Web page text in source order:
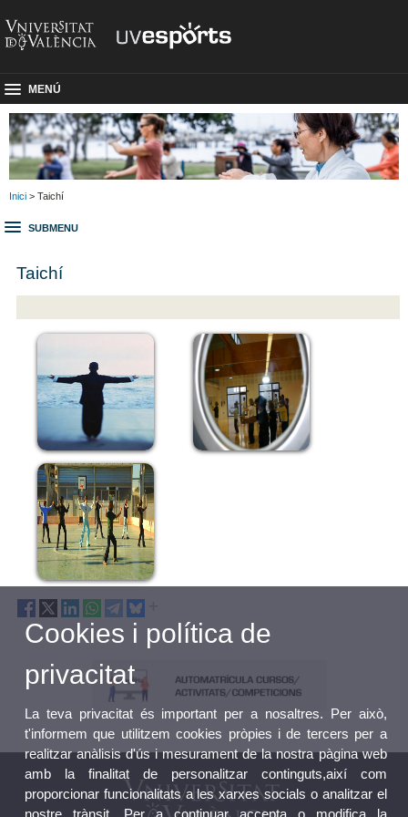
MENÚ
Inici > Taichí
SUBMENU
Taichí
Cookies i política de
privacitat
La teva privacitat és important per a nosaltres. Per això,
t'informem que utilitzem cookies pròpies i de tercers per a
realitzar anàlisis d'ús i mesurament de la nostra pàgina web
amb la finalitat de personalitzar continguts,així com
proporcionar funcionalitats a les xarxes socials o analitzar el
nostre trànsit. Per a continuar accepta o modifica la